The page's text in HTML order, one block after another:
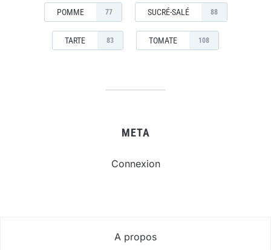
POMME 77 SUCRÉ-SALÉ 88
TARTE 83 TOMATE 108
META
Connexion
A propos